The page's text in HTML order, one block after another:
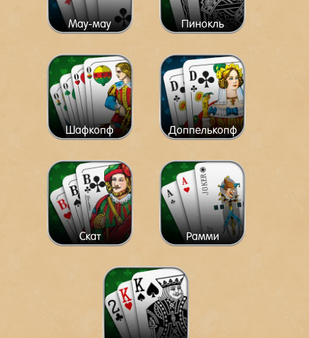
Мау-мау Пинокль
Шафкопф Доппелькопф
Скат Рамми